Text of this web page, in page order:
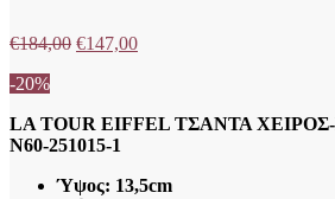
€184,00 €147,00
-20%
LA TOUR EIFFEL ΤΣΑΝΤΑ
N60-251015-1
Ύψος: 13,5cm